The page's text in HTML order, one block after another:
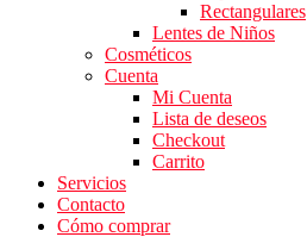
Rectangulares
Lentes de Niños
Cosméticos
Cuenta
Mi Cuenta
Lista de deseos
Checkout
Carrito
Servicios
Contacto
Cómo comprar